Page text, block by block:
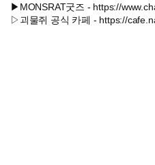
▶MONSRAT굿즈 - https://
▷괴물쥐 공식 카페 - https://